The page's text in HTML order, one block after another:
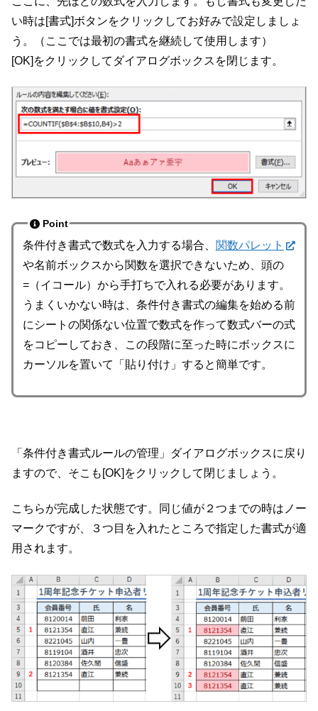
い時は[書式]ボタンをクリックしてお好みで設定しましょ
う。（ここでは最初の書式を継続して使用します）
[OK]をクリックしてダイアログボックスを閉じます。
Point
条件付き書式で数式を入力する場合、 関数パレット
や名前ボックスから関数を選択できないため、頭の
=（イコール）から手打ちで入れる必要があります。
うまくいかない時は、条件付き書式の編集を始める前
にシートの関係ない位置で数式を作って数式バーの式
をコピーしておき、この段階に至った時にボックスに
カーソルを置いて「貼り付け」すると簡単です。
「条件付き書式ルールの管理」ダイアログボックスに戻り
ますので、そこも[OK]をクリックして閉じましょう。
こちらが完成した状態です。同じ値が２つまでの時はノー
マークですが、３つ目を入れたところで指定した書式が適
用されます。